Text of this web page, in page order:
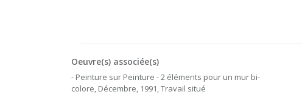
Oeuvre(s) associée(s)
- Peinture sur Peinture - 2 éléments pour un mur bi-
colore, Décembre, 1991, Travail situé